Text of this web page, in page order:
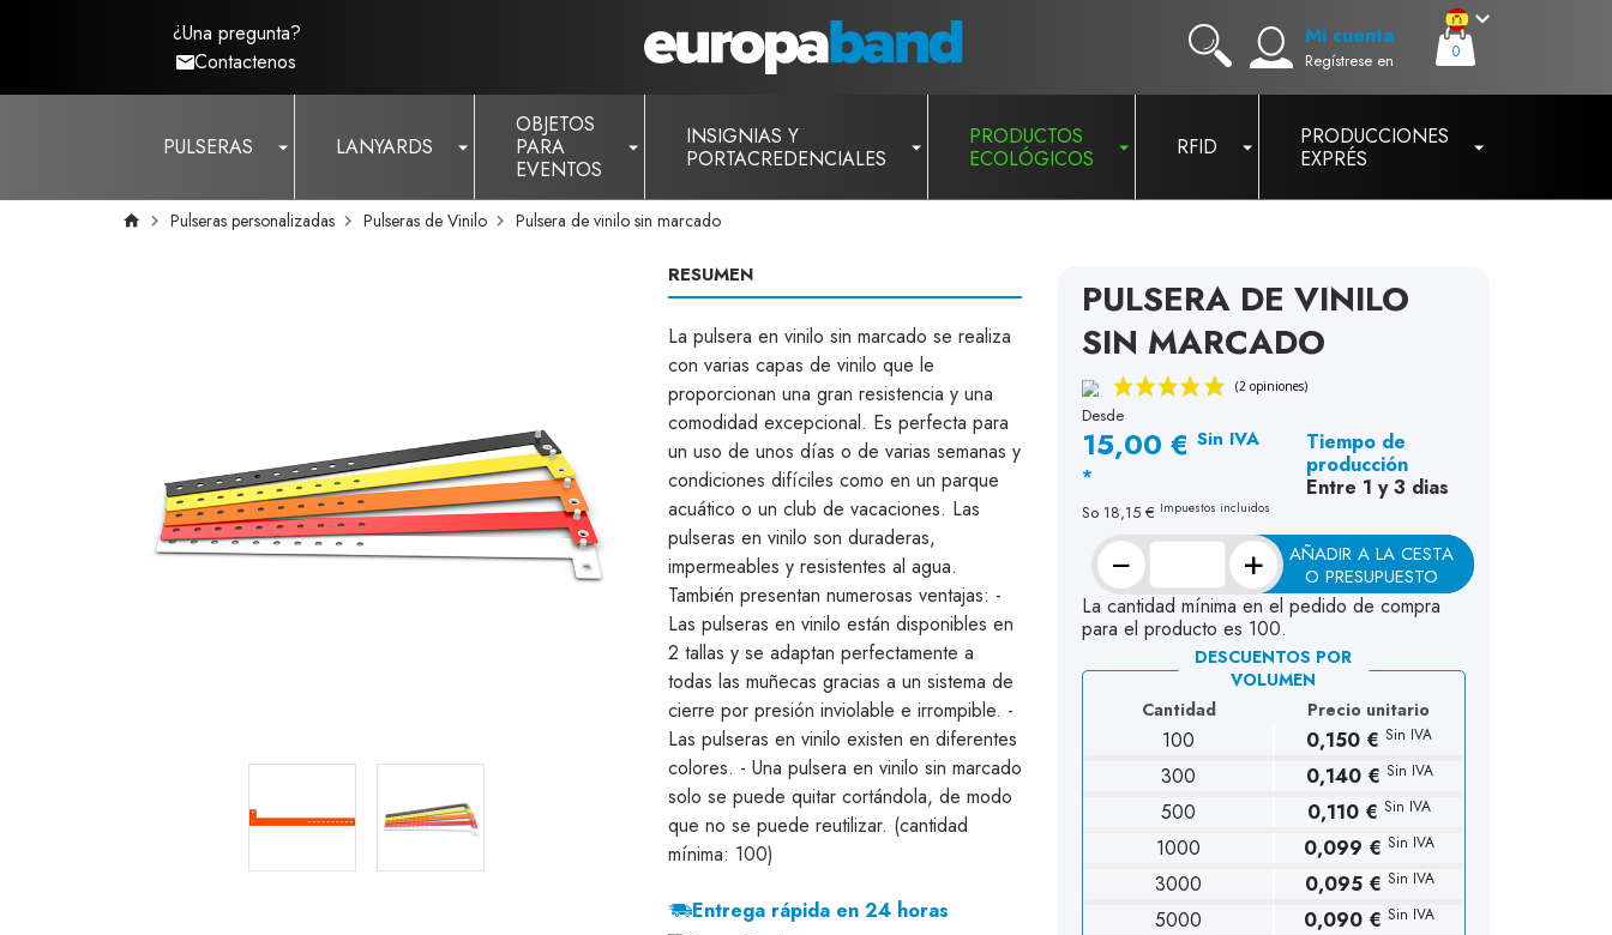
¿Una pregunta?
Contactenos
Mi cuenta
Regístrese en 0
PULSERAS LANYARDS
OBJETOS
PARA
EVENTOS
INSIGNIAS Y
PORTACREDENCIALES
PRODUCTOS
ECOLÓGICOS
RFID
PRODUCCIONES
EXPRÉS
Pulseras personalizadas Pulseras de Vinilo Pulsera de vinilo sin marcado
RESUMEN
La pulsera en vinilo sin marcado se realiza
con varias capas de vinilo que le
proporcionan una gran resistencia y una
comodidad excepcional. Es perfecta para
un uso de unos días o de varias semanas y
condiciones difíciles como en un parque
acuático o un club de vacaciones. Las
pulseras en vinilo son duraderas,
impermeables y resistentes al agua.
También presentan numerosas ventajas: -
Las pulseras en vinilo están disponibles en
2 tallas y se adaptan perfectamente a
todas las muñecas gracias a un sistema de
cierre por presión inviolable e irrompible. -
Las pulseras en vinilo existen en diferentes
colores. - Una pulsera en vinilo sin marcado
solo se puede quitar cortándola, de modo
que no se puede reutilizar. (cantidad
mínima: 100)
Entrega rápida en 24 horas
PULSERA DE VINILO
SIN MARCADO
Desde
15,00 € Sin IVA
*
So 18,15 € Impuestos incluidos
Tiempo de
producción
Entre 1 y 3 dias
− +
AÑADIR A LA CESTA
O PRESUPUESTO
La cantidad mínima en el pedido de compra
para el producto es 100.
DESCUENTOS POR
VOLUMEN
Cantidad
Precio unitario
100 0,150 € Sin IVA
300 0,140 € Sin IVA
500 0,110 € Sin IVA
1000 0,099 € Sin IVA
3000 0,095 € Sin IVA
5000 0,090 € Sin IVA